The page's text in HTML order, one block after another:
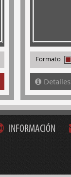
Formato
Detalles
INFORMACIÓN